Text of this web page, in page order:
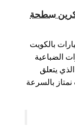
/ ونش كرين سطحة
بالكويت
الضباعية
يتعلق
بالسرعة